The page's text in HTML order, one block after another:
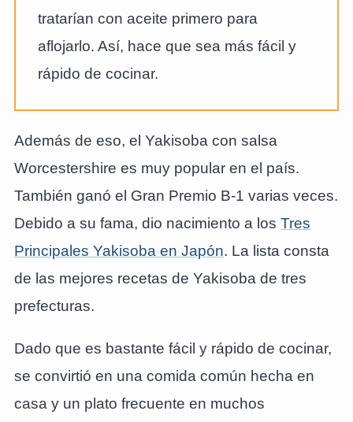
tratarían con aceite primero para
aflojarlo. Así, hace que sea más fácil y
rápido de cocinar.
Además de eso, el Yakisoba con salsa
Worcestershire es muy popular en el país.
También ganó el Gran Premio B-1 varias veces.
Debido a su fama, dio nacimiento a los Tres
Principales Yakisoba en Japón. La lista consta
de las mejores recetas de Yakisoba de tres
prefecturas.
Dado que es bastante fácil y rápido de cocinar,
se convirtió en una comida común hecha en
casa y un plato frecuente en muchos